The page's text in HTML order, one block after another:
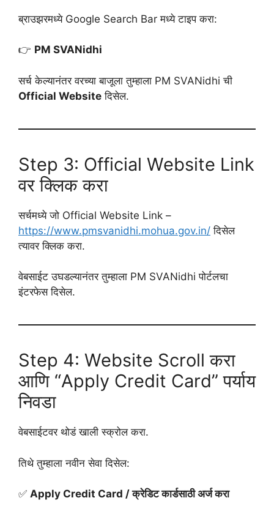
ब्राउझरमध्ये Google Search Bar मध्ये टाइप करा:
👉 PM SVANidhi
सर्च केल्यानंतर वरच्या बाजूला तुम्हाला PM SVANidhi ची
Official Website दिसेल.
Step 3: Official Website Link
वर क्लिक करा
सर्चमध्ये जो Official Website Link –
https://www.pmsvanidhi.mohua.gov.in/ दिसेल
त्यावर क्लिक करा.
वेबसाईट उघडल्यानंतर तुम्हाला PM SVANidhi पोर्टलचा
इंटरफेस दिसेल.
Step 4: Website Scroll करा
आणि “Apply Credit Card” पर्याय
निवडा
वेबसाईटवर थोडं खाली स्क्रोल करा.
तिथे तुम्हाला नवीन सेवा दिसेल:
✅ Apply Credit Card / क्रेडिट कार्डसाठी अर्ज करा